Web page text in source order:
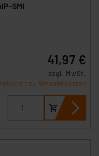
SMI
41,97 €
zzgl. MwSt.
zu Versandkosten